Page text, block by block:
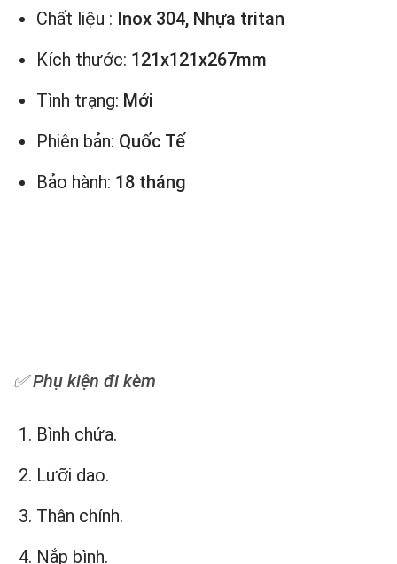
Chất liệu : Inox 304, Nhựa tritan
Kích thước: 121x121x267mm
Tình trạng: Mới
Phiên bản: Quốc Tế
Bảo hành: 18 tháng
✅ Phụ kiện đi kèm
Bình chứa.
Lưỡi dao.
Thân chính.
Nắp bình.